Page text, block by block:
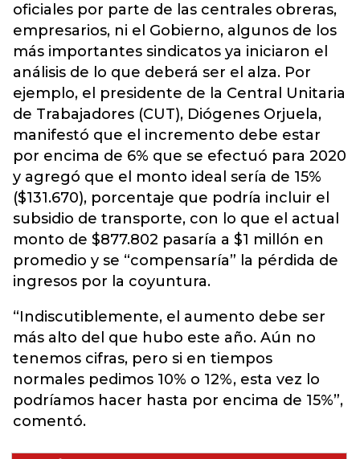
oficiales por parte de las centrales obreras,
empresarios, ni el Gobierno, algunos de los
más importantes sindicatos ya iniciaron el
análisis de lo que deberá ser el alza. Por
ejemplo, el presidente de la Central Unitaria
de Trabajadores (CUT), Diógenes Orjuela,
manifestó que el incremento debe estar
por encima de 6% que se efectuó para 2020
y agregó que el monto ideal sería de 15%
($131.670), porcentaje que podría incluir el
subsidio de transporte, con lo que el actual
monto de $877.802 pasaría a $1 millón en
promedio y se “compensaría” la pérdida de
ingresos por la coyuntura.
“Indiscutiblemente, el aumento debe ser
más alto del que hubo este año. Aún no
tenemos cifras, pero si en tiempos
normales pedimos 10% o 12%, esta vez lo
podríamos hacer hasta por encima de 15%”,
comentó.